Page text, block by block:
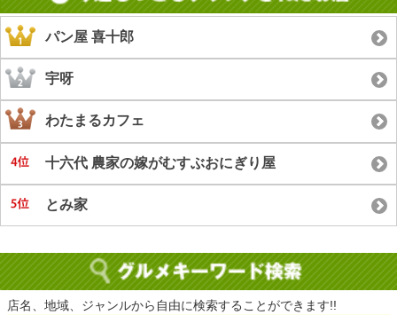
パン屋 喜十郎
宇呀
わたまるカフェ
十六代 農家の嫁がむすぶおにぎり屋
とみ家
店名、地域、ジャンルから自由に検索することができます!!